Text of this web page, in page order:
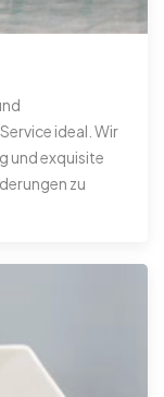
ideal. Wir
und exquisite
zu